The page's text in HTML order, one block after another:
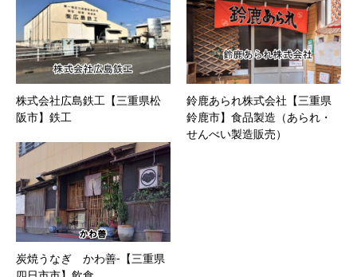
株式会社広島鉄工【三重県松
阪市】鉄工
鈴鹿あられ株式会社【三重県
鈴鹿市】食品製造（あられ・
せんべい製造販売）
炭焼うなぎ かわ善-【三重県